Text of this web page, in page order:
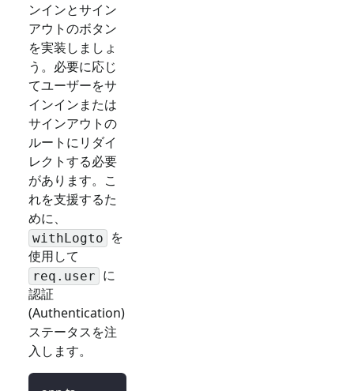
ンインとサイン
アウトのボタン
を実装しましょ
う。必要に応じ
てユーザーをサ
インインまたは
サインアウトの
ルートにリダイ
レクトする必要
があります。こ
れを支援するた
めに、
withLogto
を
使用して
req.user に
認証
(Authentication)
ステータスを注
入します。